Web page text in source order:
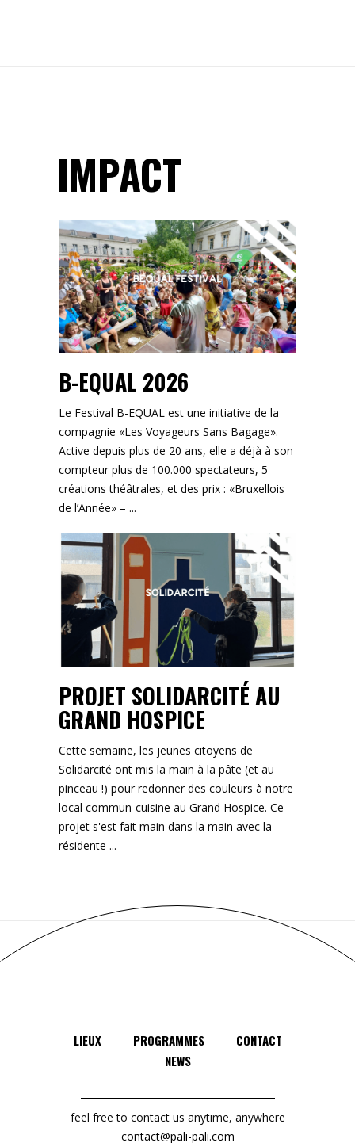
IMPACT
B-EQUAL 2026
Le Festival B-EQUAL est une initiative de la
compagnie «Les Voyageurs Sans Bagage».
Active depuis plus de 20 ans, elle a déjà à son
compteur plus de 100.000 spectateurs, 5
créations théâtrales, et des prix : «Bruxellois
de l’Année» –
PROJET SOLIDARCITÉ AU
GRAND HOSPICE
Cette semaine, les jeunes citoyens de
Solidarcité ont mis la main à la pâte (et au
pinceau !) pour redonner des couleurs à notre
local commun-cuisine au Grand Hospice. Ce
projet s'est fait main dans la main avec la
résidente
LIEUX PROGRAMMES
CONTACT
NEWS
feel free to contact us anytime, anywhere
contact@pali-pali.com